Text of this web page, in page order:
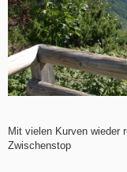
Mit vielen Kurven wieder
Zwischenstop